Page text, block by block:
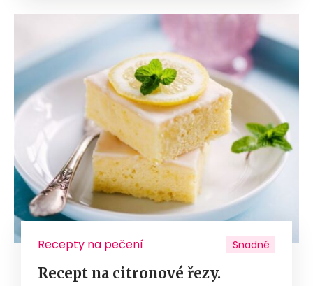
Recepty na pečení Snadné
Recept na citronové řezy.